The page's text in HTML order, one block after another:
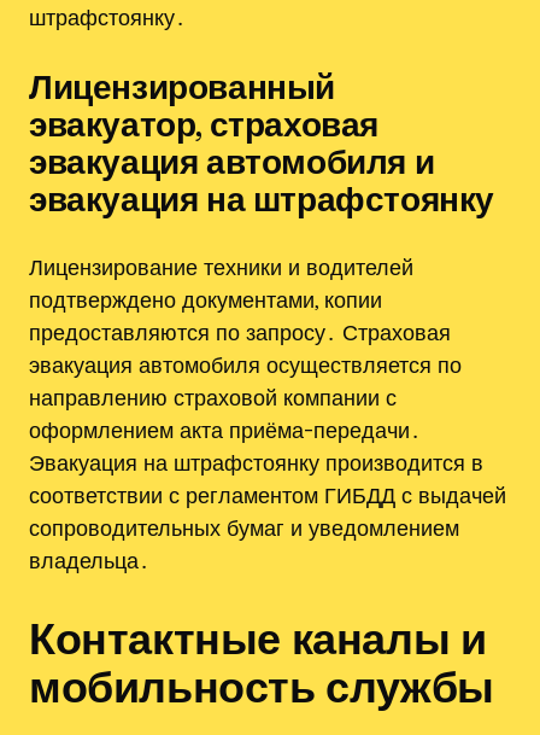
штрафстоянку․
Лицензированный
эвакуатор, страховая
эвакуация автомобиля и
эвакуация на штрафстоянку
Лицензирование техники и водителей
подтверждено документами, копии
предоставляются по запросу․ Страховая
эвакуация автомобиля осуществляется по
направлению страховой компании с
оформлением акта приёма-передачи․
Эвакуация на штрафстоянку производится в
соответствии с регламентом ГИБДД с выдачей
сопроводительных бумаг и уведомлением
владельца․
Контактные каналы и
мобильность службы